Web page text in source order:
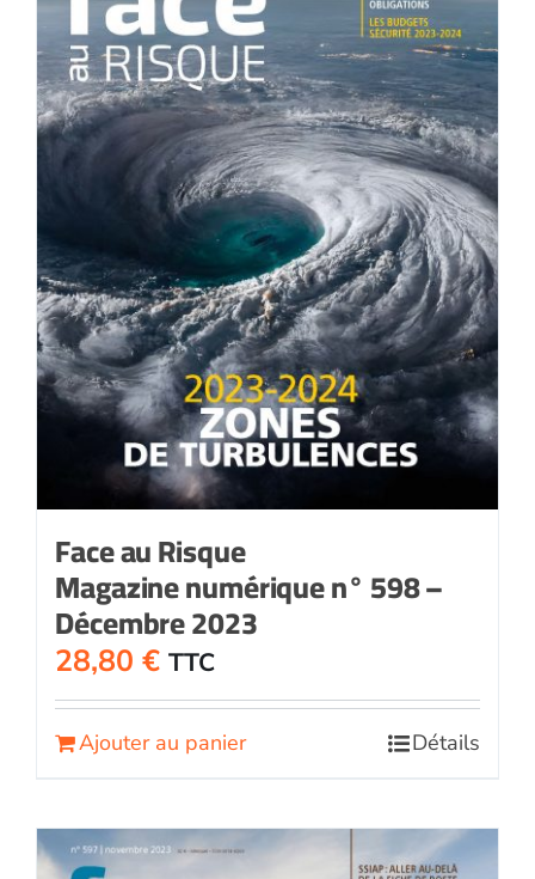
Face au Risque
Magazine numérique n° 598 –
Décembre 2023
28,80 € TTC
Ajouter au panier Détails